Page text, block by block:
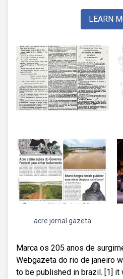
LEARN
acre jornal gazeta
Marca os 205 anos de
Webgazeta do rio de janeiro
to be published in brazil. [1] it